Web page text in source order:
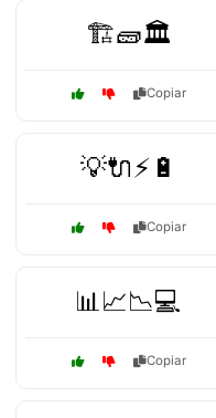
🏗️🧱🏛️
Copiar
💡🔌⚡🔋
Copiar
📊📈📉💻
Copiar